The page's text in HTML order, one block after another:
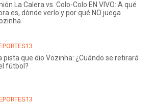
La Calera vs. Colo-Colo EN VIVO: A qué
es, dónde verlo y por qué NO juega
pista que dio Vozinha: ¿Cuándo se retirará
fútbol?